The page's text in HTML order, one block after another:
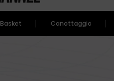
Basket Canottaggio